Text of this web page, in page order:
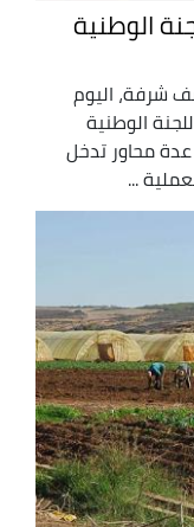
الوطنية
شرفة، اليوم
الوطنية
محاور تدخل
...